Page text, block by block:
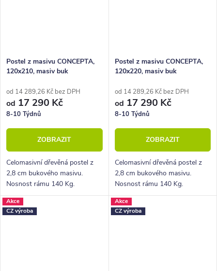
Postel z masivu CONCEPTA,
120x210, masiv buk
od 14 289,26 Kč bez DPH
od 17 290 Kč
8-10 Týdnů
ZOBRAZIT
Celomasivní dřevěná postel z
2,8 cm bukového masivu.
Nosnost rámu 140 Kg.
Povrchová úprava voskem
nebo lakem.
Postel z masivu CONCEPTA,
120x220, masiv buk
od 14 289,26 Kč bez DPH
od 17 290 Kč
8-10 Týdnů
ZOBRAZIT
Celomasivní dřevěná postel z
2,8 cm bukového masivu.
Nosnost rámu 140 Kg.
Povrchová úprava voskem
nebo lakem.
Akce
CZ výroba
Akce
CZ výroba